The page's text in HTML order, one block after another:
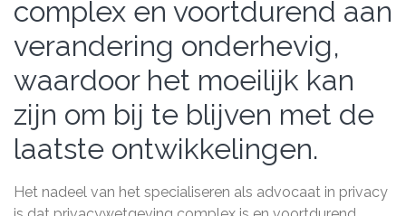
complex en voortdurend aan
verandering onderhevig,
waardoor het moeilijk kan
zijn om bij te blijven met de
laatste ontwikkelingen.
Het nadeel van het specialiseren als advocaat in privacy